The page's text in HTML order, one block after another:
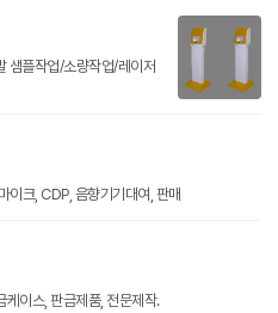
샘플작업/소량작업/레이저
이크, CDP, 음향기기대여, 판매
케이스, 판금제품, 전문제작.